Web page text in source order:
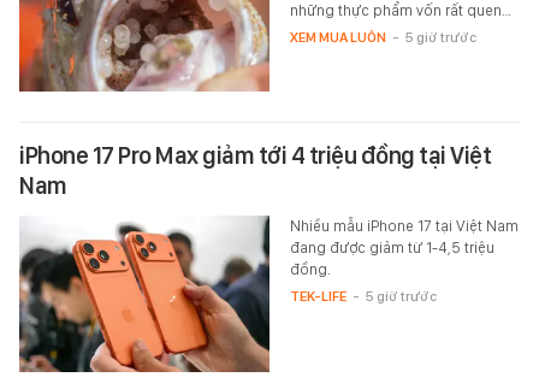
những thực phẩm vốn rất quen…
XEM MUA LUÔN - 5 giờ trước
iPhone 17 Pro Max giảm tới 4 triệu đồng tại Việt
Nam
Nhiều mẫu iPhone 17 tại Việt Nam
đang được giảm từ 1-4,5 triệu
đồng.
TEK-LIFE - 5 giờ trước